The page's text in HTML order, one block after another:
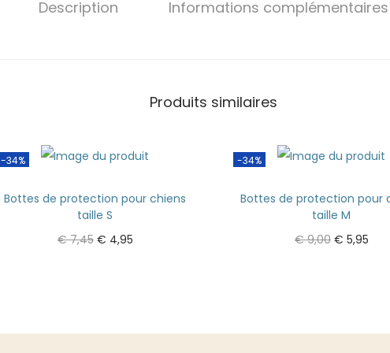
Description Informations complémentaires
Produits similaires
-34%
Bottes de protection pour chiens
taille S
€7,45 € 4,95
-34%
Bottes de protection pour
taille M
€9,00 € 5,95